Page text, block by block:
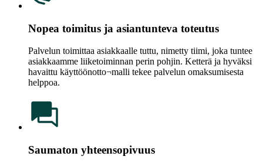
Nopea toimitus ja asiantunteva toteutus
Palvelun toimittaa asiakkaalle tuttu, nimetty tiimi, joka tuntee
asiakkaamme liiketoiminnan perin pohjin. Ketterä ja hyväksi
havaittu käyttöönotto¬malli tekee palvelun omaksumisesta
helppoa.
Saumaton yhteensopivuus